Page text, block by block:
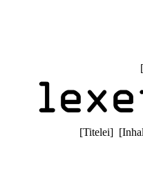
[
[Titelei] [